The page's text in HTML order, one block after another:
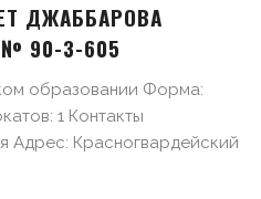
ДЖАББАРОВА
90-3-605
образовании Форма:
1 Контакты
Адрес: Красногвардейский